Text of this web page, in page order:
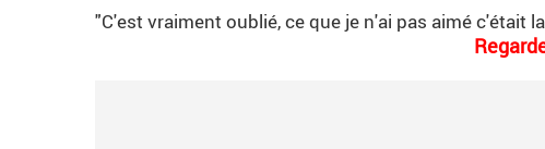
"C'est vraiment oublié, ce que je n'ai pas aimé c'était